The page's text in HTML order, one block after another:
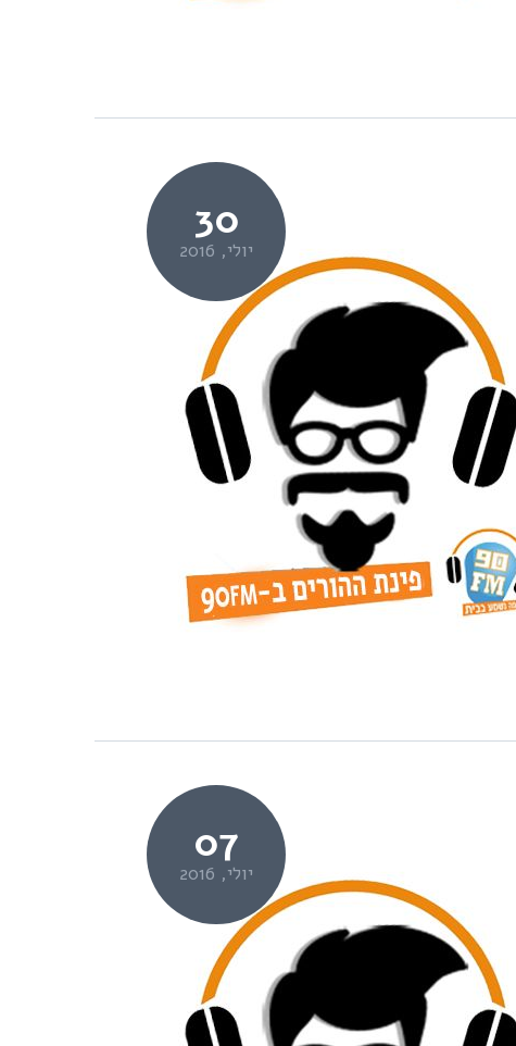
30
יולי, 2016
07
יולי, 2016